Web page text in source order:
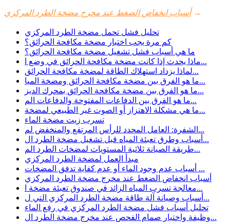
أسباب انخفاض الضغط عند مخرج مضخة الطرد المركزي →
تحليل فشل تحمل مضخة الطرد المركزي
كم مرة يجب اختبار مضخة مكافحة الحرائق؟
ما هي أسباب فشل تشغيل مضخة مكافحة الحرائق؟
ماذا يحدث إذا كانت مضخة مكافحة الحرائق في وضع ا...
لماذا يزداد استهلاك الطاقة لمضخة مكافحة الحرائق...
ما هو الفرق بين مضخة مكافحة الحرائق ومضخة الميا...
ما هو الفرق بين مضخة مكافحة الحرائق بمحرك الديز...
ما هو الفرق بين الدفاعات المفتوحة والدفاعات الم...
ما هي مشكلة الاهتزاز أو الصوت غير الطبيعي لمضخة...
تسرب زيت مضخة الماء
الشفرة: العامل المحدد للرأس المرتفع والمنخفض لم...
أسباب وطرق تعبئة المياه قبل تشغيل مضخة الطرد ال...
طريقة الصيانة ثلاثية المستويات لمضخات الطرد الم...
مبدأ العمل لمضخة الطرد المركزي
أسباب عدم وجود الماء أو عدم كفاية تدفق المضخات ...
أسباب انخفاض الضغط عند مخرج مضخة الطرد المركزي
معالجة تسرب المياه الزائد في صندوق تعبئة مضخة ا...
أسباب وصيانة آلة طاقة مضخة الطرد المركزي التي ل...
تحليل أسباب فشل مضخة الطرد المركزي في رفع الماء
وظيفة واختيار صمام الفحص عند مخرج مضخة الطرد ال...